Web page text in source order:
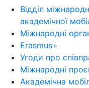
Відділ
академічної
Міжнародні
Erasmus+
Угоди про
Міжнародні
Академічна